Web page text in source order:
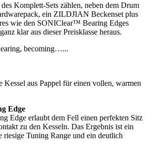
Komplett-Sets zählen, neben dem Drum
ein ZILDJIAN Beckenset plus
wie den SONIClear™ Bearing Edges
klar aus dieser Preisklasse heraus.
becoming…...
Kessel aus Pappel für einen vollen, warmen
Edge
Edge erlaubt dem Fell einen perfekten Sitz
zu den Kesseln. Das Ergebnis ist ein
riesige Tuning Range und ein deutlich